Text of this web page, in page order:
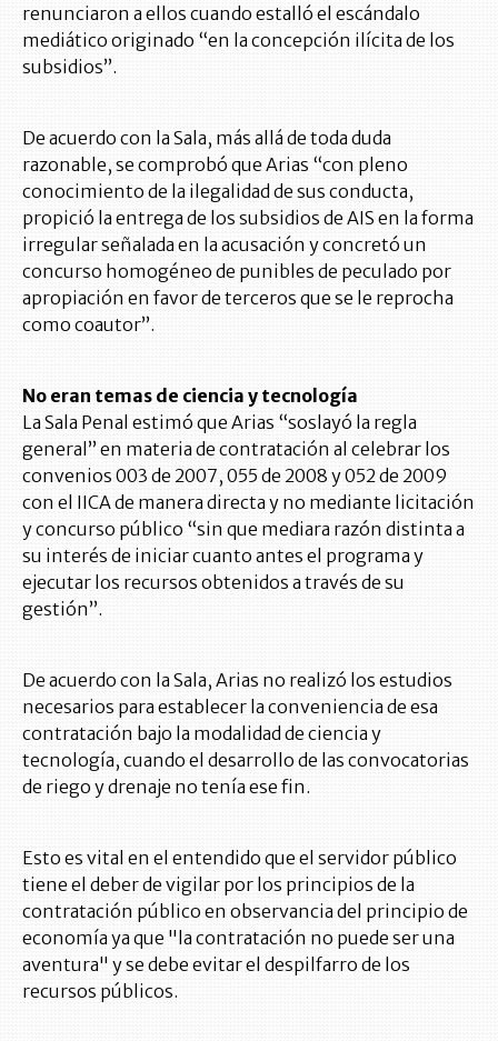
renunciaron a ellos cuando estalló el escándalo
mediático originado “en la concepción ilícita de los
subsidios”.
De acuerdo con la Sala, más allá de toda duda
razonable, se comprobó que Arias “con pleno
conocimiento de la ilegalidad de sus conducta,
propició la entrega de los subsidios de AIS en la forma
irregular señalada en la acusación y concretó un
concurso homogéneo de punibles de peculado por
apropiación en favor de terceros que se le reprocha
como coautor”.
No eran temas de ciencia y tecnología
La Sala Penal estimó que Arias “soslayó la regla
general” en materia de contratación al celebrar los
convenios 003 de 2007, 055 de 2008 y 052 de 2009
con el IICA de manera directa y no mediante licitación
y concurso público “sin que mediara razón distinta a
su interés de iniciar cuanto antes el programa y
ejecutar los recursos obtenidos a través de su
gestión”.
De acuerdo con la Sala, Arias no realizó los estudios
necesarios para establecer la conveniencia de esa
contratación bajo la modalidad de ciencia y
tecnología, cuando el desarrollo de las convocatorias
de riego y drenaje no tenía ese fin.
Esto es vital en el entendido que el servidor público
tiene el deber de vigilar por los principios de la
contratación público en observancia del principio de
economía ya que "la contratación no puede ser una
aventura" y se debe evitar el despilfarro de los
recursos públicos.